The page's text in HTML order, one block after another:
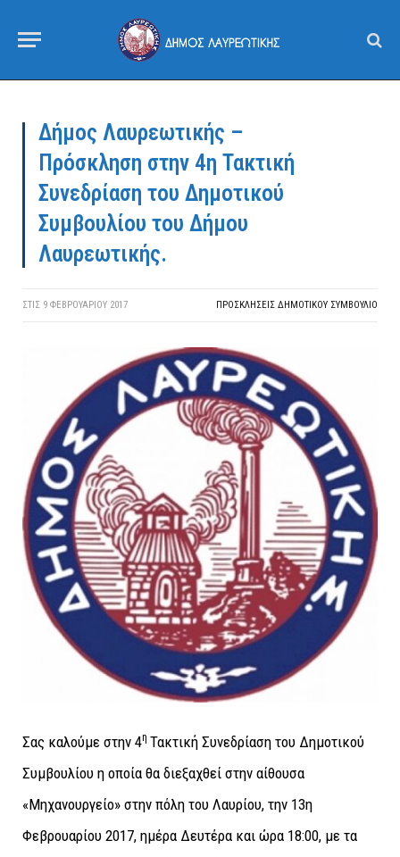
Δήμος Λαυρεωτικής –
Πρόσκληση στην 4η Τακτική
Συνεδρίαση του Δημοτικού
Συμβουλίου του Δήμου
Λαυρεωτικής.
ΣΤΙΣ 9 ΦΕΒΡΟΥΑΡΊΟΥ 2017 ΠΡΟΣΚΛΉΣΕΙΣ ΔΗΜΟΤΙΚΟΎ ΣΥΜΒΟΎΛΙΟ
Σας καλούμε στην 4η Τακτική Συνεδρίαση του Δημοτικού
Συμβουλίου η οποία θα διεξαχθεί στην αίθουσα
«Μηχανουργείο» στην πόλη του Λαυρίου, την 13η
Φεβρουαρίου 2017, ημέρα Δευτέρα και ώρα 18:00, με τα